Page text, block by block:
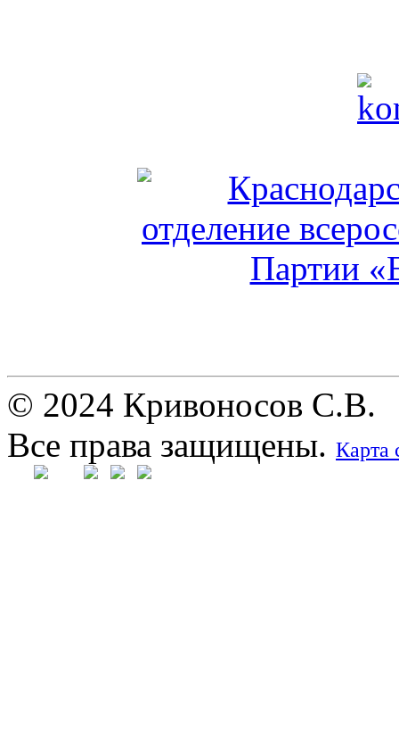
© 2024 Кривоносов С.В.
Все права защищены. Карта